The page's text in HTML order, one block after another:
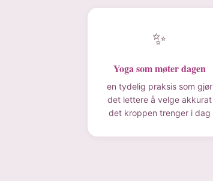
✨
Yoga som møter dagen
en tydelig praksis som gjør
det lettere å velge akkurat
det kroppen trenger i dag